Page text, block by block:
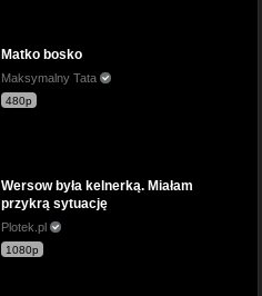
Matko bosko
Maksymalny Tata
480p
Wersow była kelnerką. Miałam
przykrą sytuację
Plotek.pl
1080p